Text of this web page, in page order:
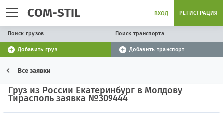
COM-STIL ВХОД РЕГИСТРАЦИЯ
Поиск грузов Поиск транспорта
Добавить груз Добавить транспорт
Все заявки
Груз из России Екатеринбург в Молдову
Тирасполь заявка №309444